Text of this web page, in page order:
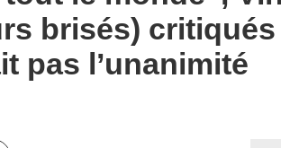
brisés)
pas l’unanimité